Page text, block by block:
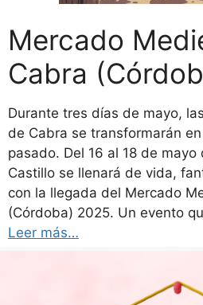
Mercado
Cabra
Durante tres días de mayo,
de Cabra se transformarán
pasado. Del 16 al 18 de
Castillo se llenará de vida,
con la llegada del Mercado
(Córdoba) 2025. Un evento
Leer más…